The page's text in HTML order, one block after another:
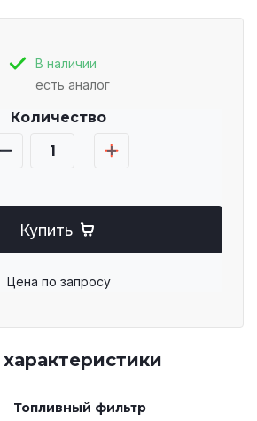
В наличии
есть аналог
Количество
Купить
Цена по запросу
Топливный фильтр